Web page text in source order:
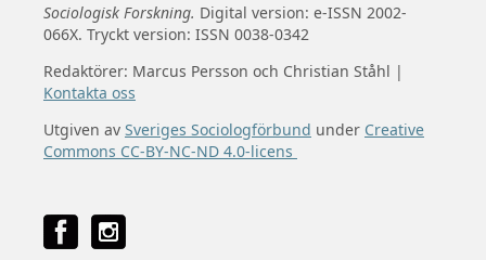
Sociologisk Forskning. Digital version: e-ISSN 2002-
066X. Tryckt version: ISSN 0038-0342
Redaktörer: Marcus Persson och Christian Ståhl |
Kontakta oss
Utgiven av Sveriges Sociologförbund under Creative
Commons CC-BY-NC-ND 4.0-licens